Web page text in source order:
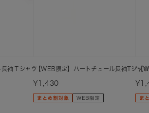
袖Ｔシャツ*【WEB限定】ハートチュール長袖Tシャツ
¥1,430
*【